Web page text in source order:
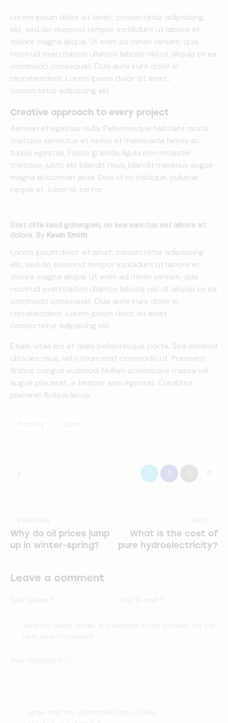
Lorem ipsum dolor sit amet, consectetur adipisicing
elit, sed do eiusmod tempor incididunt ut labore et
dolore magna aliqua. Ut enim ad minim veniam, quis
nostrud exercitation ullamco laboris nisi ut aliquip ex ea
commodo consequat. Duis aute irure dolor in
reprehenderit. Lorem ipsum dolor sit amet,
consectetur adipiscing elit.
Creative approach to every project
Aenean et egestas nulla. Pellentesque habitant morbi
tristique senectus et netus et malesuada fames ac
turpis egestas. Fusce gravida, ligula non molestie
tristique, justo elit blandit risus, blandit maximus augue
magna accumsan ante. Duis id mi tristique, pulvinar
neque at, lobortis tortor.
Stet clita kasd gubergren, no sea sanctus est labore et
dolore. By Kevin Smith
Lorem ipsum dolor sit amet, consectetur adipisicing
elit, sed do eiusmod tempor incididunt ut labore et
dolore magna aliqua. Ut enim ad minim veniam, quis
nostrud exercitation ullamco laboris nisi ut aliquip ex ea
commodo consequat. Duis aute irure dolor in
reprehenderit. Lorem ipsum dolor sit amet,
consectetur adipiscing elit.
Etiam vitae leo et diam pellentesque porta. Sed eleifend
ultricies risus, vel rutrum erat commodo ut. Praesent
finibus congue euismod. Nullam scelerisque massa vel
augue placerat, a tempor sem egestas. Curabitur
placerat finibus lacus.
Why do oil prices jump
up in winter-spring?
What is the cost of
pure hydroelectricity?
Leave a comment